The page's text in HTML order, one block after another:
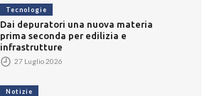
Tecnologie
Dai depuratori una nuova materia
prima seconda per edilizia e
infrastrutture
27 Luglio 2026
Notizie